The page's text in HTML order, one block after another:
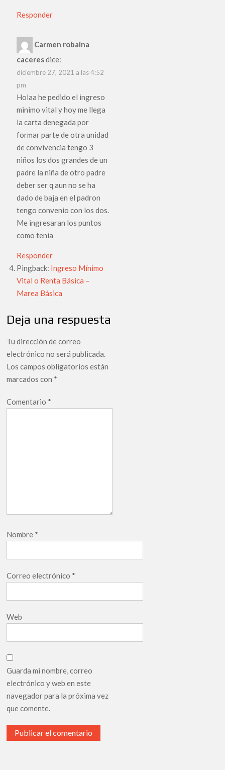
Responder
Carmen robaina
caceresdice:
diciembre 27, 2021 a las 4:52
pm
Holaa he pedido el ingreso
minimo vital y hoy me llega
la carta denegada por
formar parte de otra unidad
de convivencia tengo 3
niños los dos grandes de un
padre la niña de otro padre
deber ser q aun no se ha
dado de baja en el padron
tengo convenio con los dos.
Me ingresaran los puntos
como tenia
Responder
Pingback: Ingreso Mínimo
Vital o Renta Básica –
Marea Básica
Deja una respuesta
Tu dirección de correo
electrónico no será publicada.
Los campos obligatorios están
marcados con *
Comentario *
Nombre *
Correo electrónico *
Web
Guarda mi nombre, correo
electrónico y web en este
navegador para la próxima vez
que comente.